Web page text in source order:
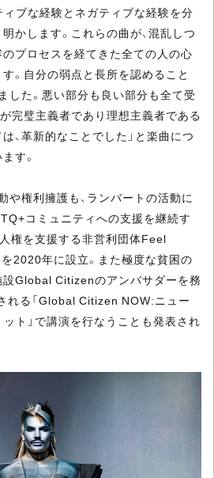
ィブな経験とネガティブな経験を分
かします。これらの曲が、混乱しつ
プロセスを経てきた全ての人の心
。自分の弱点と長所を認めること
した。悪い部分も良い部分も全て受
完璧主義者であり理想主義者である
、革新的なことでした」と楽曲につ
す。
や権利擁護も、ランバートの活動に
コミュニティへの支援を継続す
権を支援する非営利団体Feel
2020年に設立。また極度な貧困の
Global Citizenのアンバサダーを務
れる「Global Citizen NOW:ニュー
ット」で講演を行なうことも発表され